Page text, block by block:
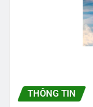
THÔNG TIN